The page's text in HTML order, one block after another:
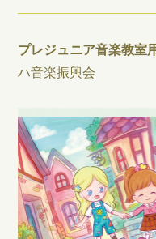
プレジュニア音楽教室
ハ音楽振興会